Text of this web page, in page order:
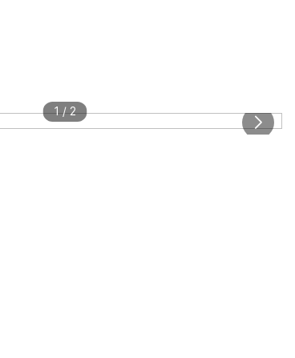
1 / 2